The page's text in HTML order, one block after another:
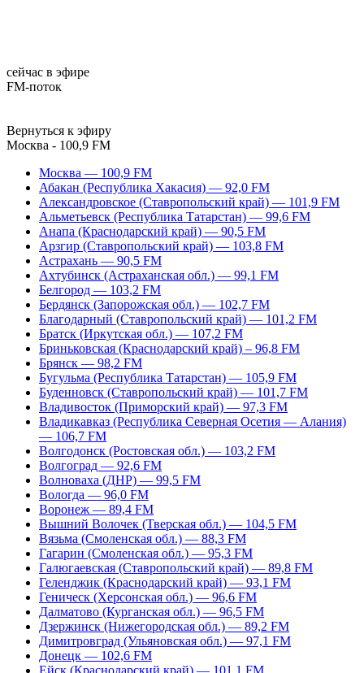
сейчас в эфире
FM-поток
Вернуться к эфиру
Москва - 100,9 FM
Москва — 100,9 FM
Абакан (Республика Хакасия) — 92,0 FM
Александровское (Ставропольский край) — 101,9 FM
Альметьевск (Республика Татарстан) — 99,6 FM
Анапа (Краснодарский край) — 90,5 FM
Арзгир (Ставропольский край) — 103,8 FM
Астрахань — 90,5 FM
Ахтубинск (Астраханская обл.) — 99,1 FM
Белгород — 103,2 FM
Бердянск (Запорожская обл.) — 102,7 FM
Благодарный (Ставропольский край) — 101,2 FM
Братск (Иркутская обл.) — 107,2 FM
Бриньковская (Краснодарский край) – 96,8 FM
Брянск — 98,2 FM
Бугульма (Республика Татарстан) — 105,9 FM
Буденновск (Ставропольский край) — 101,7 FM
Владивосток (Приморский край) — 97,3 FM
Владикавказ (Республика Северная Осетия — Алания)
— 106,7 FM
Волгодонск (Ростовская обл.) — 103,2 FM
Волгоград — 92,6 FM
Волноваха (ДНР) — 99,5 FM
Вологда — 96,0 FM
Воронеж — 89,4 FM
Вышний Волочек (Тверская обл.) — 104,5 FM
Вязьма (Смоленская обл.) — 88,3 FM
Гагарин (Смоленская обл.) — 95,3 FM
Галюгаевская (Ставропольский край) — 89,8 FM
Геленджик (Краснодарский край) — 93,1 FM
Геническ (Херсонская обл.) — 96,6 FM
Далматово (Курганская обл.) — 96,5 FM
Дзержинск (Нижегородская обл.) — 89,2 FM
Димитровград (Ульяновская обл.) — 97,1 FM
Донецк — 102,6 FM
Ейск (Краснодарский край) — 101,1 FM